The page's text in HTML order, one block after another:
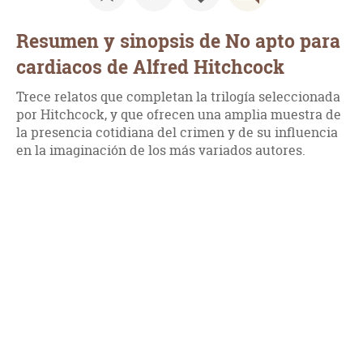
Resumen y sinopsis de No apto para
cardiacos de Alfred Hitchcock
Trece relatos que completan la trilogía seleccionada
por Hitchcock, y que ofrecen una amplia muestra de
la presencia cotidiana del crimen y de su influencia
en la imaginación de los más variados autores.